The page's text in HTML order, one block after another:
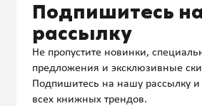
Подпишитесь на
рассылку
Не пропустите новинки,
предложения и эксклюзивные
Подпишитесь на нашу рассылку и
всех книжных трендов.